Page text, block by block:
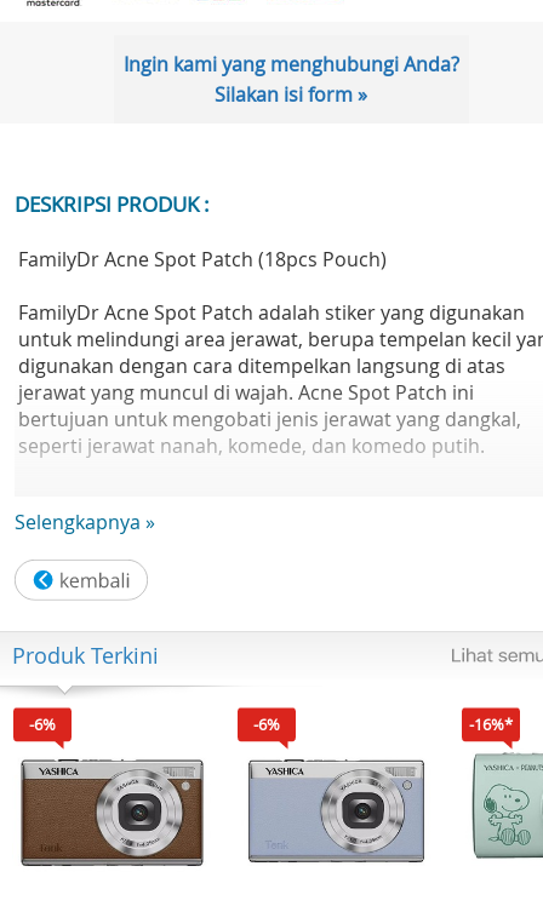
Ingin kami yang menghubungi Anda?
Silakan isi form »
DESKRIPSI PRODUK :
FamilyDr Acne Spot Patch (18pcs Pouch)
FamilyDr Acne Spot Patch adalah stiker yang digunakan
untuk melindungi area jerawat, berupa tempelan kecil
digunakan dengan cara ditempelkan langsung di atas
jerawat yang muncul di wajah. Acne Spot Patch ini
bertujuan untuk mengobati jenis jerawat yang dangkal,
seperti jerawat nanah, komede, dan komedo putih.
pemulihan kulit yang berberjerawat
2. Terdapat Hydrocolloid patch yang dapat melindungi
jerawat agar tetap lembab
3. Dapat digunakan siang & malam
4. Kemasan Zip Lock menjaga kualitas & ketahanan
5. Daya rekat baik melindungi dari debu & air
6. Bahan sangat tipis serupa dengan warna kulit sehingga
terlihat alami
7. Dua ukuran diameter 10mm & 12mm
8. Kemasan mudah dibuka & ditutup
9. Produk buatan Korea
Selengkapnya »
Produk Terkini
-6% -6% -16%*